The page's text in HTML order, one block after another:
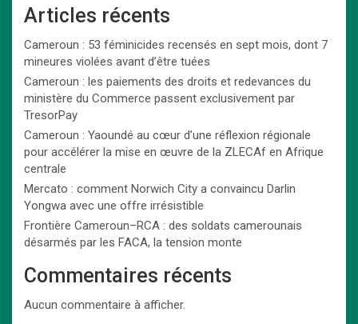
Articles récents
Cameroun : 53 féminicides recensés en sept mois, dont 7
mineures violées avant d’être tuées
Cameroun : les paiements des droits et redevances du
ministère du Commerce passent exclusivement par
TresorPay
Cameroun : Yaoundé au cœur d’une réflexion régionale
pour accélérer la mise en œuvre de la ZLECAf en Afrique
centrale
Mercato : comment Norwich City a convaincu Darlin
Yongwa avec une offre irrésistible
Frontière Cameroun–RCA : des soldats camerounais
désarmés par les FACA, la tension monte
Commentaires récents
Aucun commentaire à afficher.